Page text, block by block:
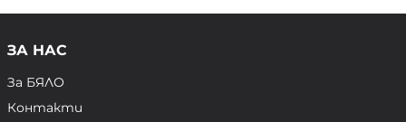
ЗА НАС
За БЯЛО
Контакти